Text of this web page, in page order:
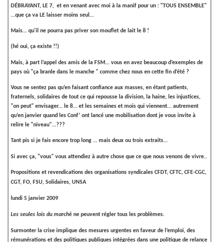
DÉBRAYANT, LE 7, et en venant avec moi à la manif pour un : "TOUS ENSEMBLE"
...que ça va LE laisser moins seul...
Mais... qu'il ne pourra pas priver son mouflet de lait le 8 !
(hé oui, ça existe !!)
Mais, à part l’appel des amis de la FSM... vous en avez beaucoup d’exemples de
pays où "ça branle dans le manche " comme chez nous en cette fin d’été ?
Vous ne sentez pas qu’en faisant confiance aux masses, en étant patients,
fraternels, solidaires de tout ce qui repousse la division, la haine, les injustices,
"on peut" envisager... le 8... et les semaines et mois qui viennent... autrement
qu’en janvier quand les Conf’ ont lancé une mobilisation dont je vous invite à
relire le "niveau"...???
Tant pis si je fais encore trop long ... mais deux ou trois extraits...
Si avec ça, "vous" vous attendiez à autre chose que ce que nous venons de vivre..
Propositions et revendications des organisations syndicales CFDT, CFTC, CFE-CGC,
CGT, FO, FSU, Solidaires, UNSA
lundi 5 janvier 2009
Les seules lois du marché ne peuvent régler tous les problèmes.
Surmonter la crise implique des mesures urgentes en faveur de l’emploi, des
rémunérations et des politiques publiques intégrées dans une politique de relance